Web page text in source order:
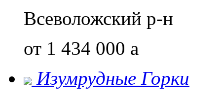
Всеволожский р-н
от 1 434 000 a
Изумрудные Горки